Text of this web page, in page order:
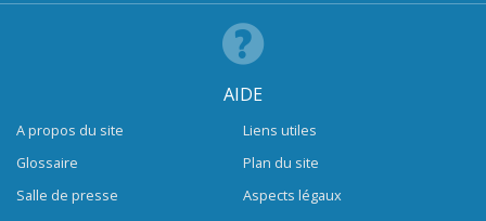
AIDE
A propos du site
Glossaire
Salle de presse
Liens utiles
Plan du site
Aspects légaux